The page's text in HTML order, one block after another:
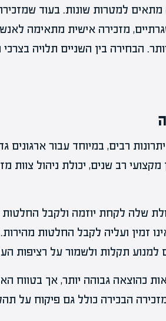
למטרות שונות. בעוד
מזכירה אישית מתאימה
הבחירה בין השניים תלויה בצרכי
רבים, במיוחד עבור ארגונים
רב שנים, יכולת ניהול צוות
שלה לקחת יוזמה ולקבל החלטות
זמין ועליה לקבל החלטות מהירות.
למנוע תקלות ולשמור על רציפות
כהוצאה גבוהה יותר, אך בטווח
הבכירה כולל גם פיקוח על